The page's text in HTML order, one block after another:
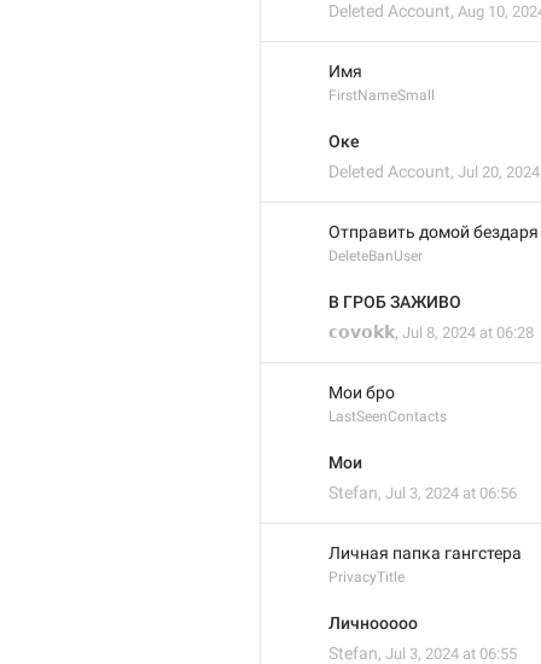
Deleted Account, Aug 10,
Имя
FirstNameSmall
Оке
Deleted Account, Jul 20,
Отправить домой бездаря
DeleteBanUser
В ГРОБ ЗАЖИВО
𝗰𝗼𝘃𝗼𝗸𝗸, Jul 8, 2024 at 06:28
Мои бро
LastSeenContacts
Мои
Stefan, Jul 3, 2024 at 06:56
Личная папка гангстера
PrivacyTitle
Личнооооо
Stefan, Jul 3, 2024 at 06:55